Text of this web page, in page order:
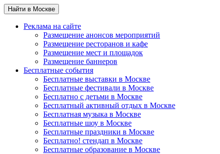
Найти в Москве
Реклама на сайте
Размещение анонсов мероприятий
Размещение ресторанов и кафе
Размещение мест и площадок
Размещение баннеров
Бесплатные события
Бесплатные выставки в Москве
Бесплатные фестивали в Москве
Бесплатно с детьми в Москве
Бесплатный активный отдых в Москве
Бесплатная музыка в Москве
Бесплатные шоу в Москве
Бесплатные праздники в Москве
Бесплатно! стендап в Москве
Бесплатные образование в Москве